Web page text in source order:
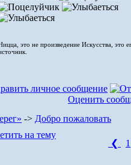
это не произведение Искусства, это
Оценить
-> Добро пожаловать
❮ 1